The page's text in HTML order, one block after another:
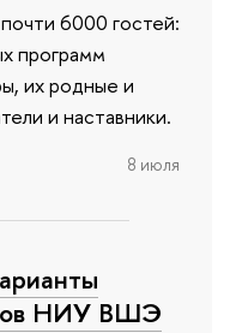
6000 гостей:
программ
их родные и
и наставники.
8 июля
НИУ ВШЭ